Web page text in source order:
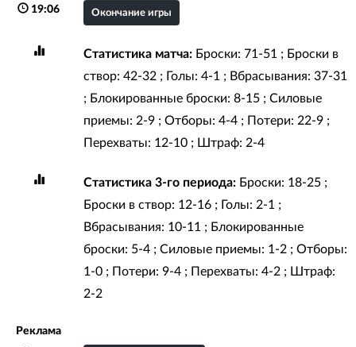
19:06 Окончание игры
Статистика матча:Броски: 71-51 ; Броски в
створ: 42-32 ; Голы: 4-1 ; Вбрасывания: 37-31
; Блокированные броски: 8-15 ; Силовые
приемы: 2-9 ; Отборы: 4-4 ; Потери: 22-9 ;
Перехваты: 12-10 ; Штраф: 2-4
Статистика 3-го периода:Броски: 18-25 ;
Броски в створ: 12-16 ; Голы: 2-1 ;
Вбрасывания: 10-11 ; Блокированные
броски: 5-4 ; Силовые приемы: 1-2 ; Отборы:
1-0 ; Потери: 9-4 ; Перехваты: 4-2 ; Штраф:
2-2
Реклама